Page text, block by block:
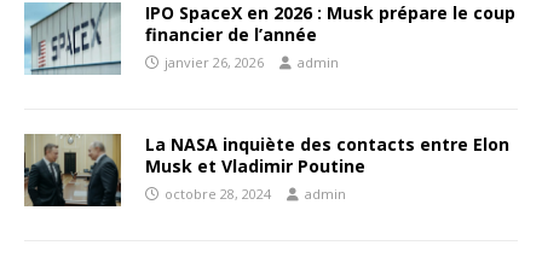
IPO SpaceX en 2026 : Musk prépare le coup
financier de l’année
janvier 26, 2026 admin
La NASA inquiète des contacts entre Elon
Musk et Vladimir Poutine
octobre 28, 2024 admin